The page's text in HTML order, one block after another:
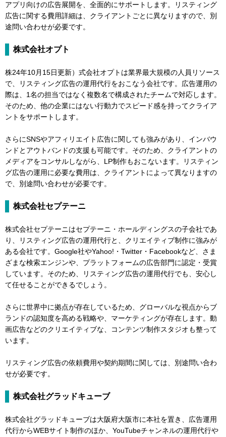
アプリ向けの広告展開を、全面的にサポートします。リスティング
広告に関する費用詳細は、クライアントごとに異なりますので、別
途問い合わせが必要です。
株式会社オプト
株24年10月15日更新）式会社オプトは業界最大規模の人員リソース
で、リスティング広告の運用代行をおこなう会社です。広告運用の
際は、1名の担当ではなく複数名で構成されたチームで対応します。
そのため、他の企業にはない行動力でスピード感を持ってクライア
ントをサポートします。
さらにSNSやアフィリエイト広告に関しても強みがあり、インバウ
ンドとアウトバンドの支援も可能です。そのため、クライアントの
メディアをコンサルしながら、LP制作もおこないます。リスティン
グ広告の運用に必要な費用は、クライアントによって異なりますの
で、別途問い合わせが必要です。
株式会社セプテーニ
株式会社セプテーニはセプテーニ・ホールディングスの子会社であ
り、リスティング広告の運用代行と、クリエイティブ制作に強みが
ある会社です。Google社やYahoo!・Twitter・Facebookなど、さま
ざまな検索エンジンや、プラットフォームの広告部門に認定・受賞
しています。そのため、リスティング広告の運用代行でも、安心し
て任せることができるでしょう。
さらに世界中に拠点が存在しているため、グローバルな視点からブ
ランドの認知度を高める戦略や、マーケティングが存在します。動
画広告などのクリエイティブな、コンテンツ制作スタジオも整って
います。
リスティング広告の依頼費用や契約期間に関しては、別途問い合わ
せが必要です。
株式会社グラッドキューブ
株式会社グラッドキューブは大阪府大阪市に本社を置き、広告運用
代行からWEBサイト制作のほか、YouTubeチャンネルの運用代行や